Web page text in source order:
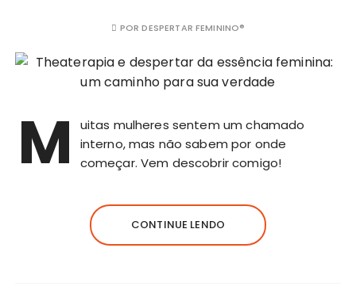
PORDESPERTAR FEMININO®
M
uitas mulheres sentem um chamado
interno, mas não sabem por onde
começar. Vem descobrir comigo!
CONTINUE LENDO